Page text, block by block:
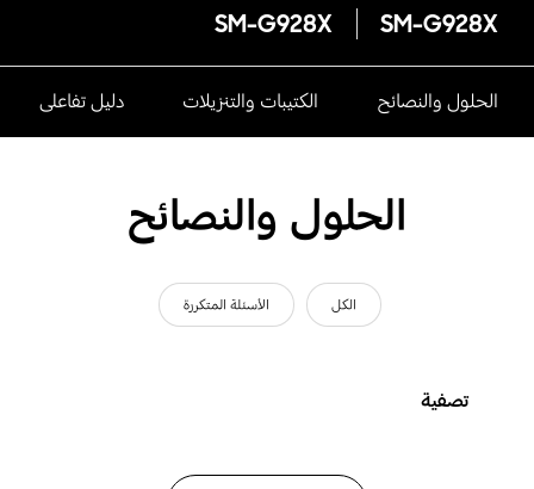
SM-G928X
SM-G928X
الحلول والنصائح الكتيبات والتنزيلات دليل تفاعلى
الحلول والنصائح
الكل الأسئلة المتكررة
تصفية